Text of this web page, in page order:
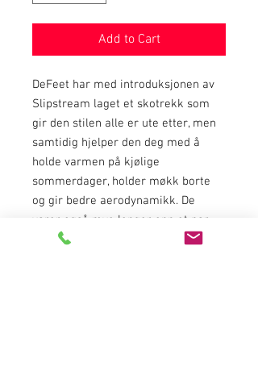
Add to Cart
DeFeet har med introduksjonen av
Slipstream laget et skotrekk som
gir den stilen alle er ute etter, men
samtidig hjelper den deg med å
holde varmen på kjølige
sommerdager, holder møkk borte
og gir bedre aerodynamikk. De
varer også mye lenger enn et par
bomullsokker og koster ikke mye